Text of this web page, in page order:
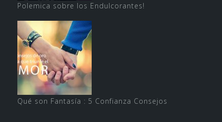
Polemica sobre los Endulcorantes!
Qué son Fantasía : 5 Confianza Consejos